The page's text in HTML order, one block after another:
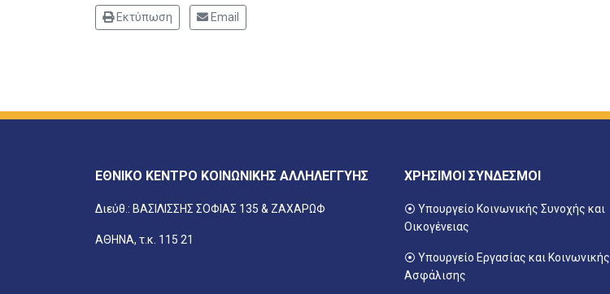
Εκτύπωση Email
ΕΘΝΙΚΟ ΚΕΝΤΡΟ ΚΟΙΝΩΝΙΚΗΣ ΑΛΛΗΛΕΓΓΥΗΣ
Διεύθ.: ΒΑΣΙΛΙΣΣΗΣ ΣΟΦΙΑΣ 135 & ΖΑΧΑΡΩΦ
ΑΘΗΝΑ, τ.κ. 115 21
ΧΡΗΣΙΜΟΙ ΣΥΝΔΕΣΜΟΙ
⦿ Υπουργείο Κοινωνικής Συνοχής και
Οικογένειας
⦿ Υπουργείο Εργασίας και Κοινωνικής
Ασφάλισης